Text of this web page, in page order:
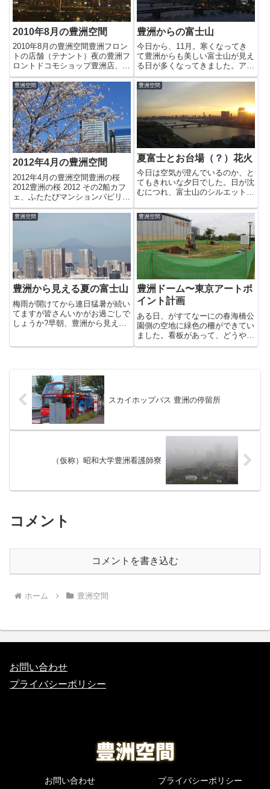
2010年8月の豊洲空間
2010年8月の豊洲空間豊洲フロン
トの店舗（テナント）夜の豊洲フ
ロントドコモショップ豊洲店、豊
洲フロントに移転豊洲フロントビ
ル第23回東京湾大華火祭in豊洲
（3）第23回東京湾大華火祭in豊
洲（2）第23回東京湾大華火祭in
豊洲（1）豊洲で...
豊洲からの富士山
今日から、11月。寒くなってき
て豊洲からも美しい富士山が見え
る日が多くなってきました。アイ
キャッチは、本日の夕方の富士山
です。また、きれいに撮影できた
ら富士山の写真をアップしたいと
思います。
豊洲空間
2012年4月の豊洲空間
2012年4月の豊洲空間豊洲の桜
2012豊洲の桜 2012 その2船カフ
ェ、ふたたびマンションパピリオ
ン通りゴールデンウィーク 2012
豊洲空間
夏富士とお台場（？）花火
今日は空気が澄んでいるのか、と
てもきれいな夕日でした。日が沈
むにつれ、富士山のシルエットが
後夕食を食べていると、ドンドン
ドンと外で音が、、急に雷？とか
思っているとyasuが気付き、
「花火だ！」今日は近所で花火
大...
豊洲空間
豊洲から見える夏の富士山
梅雨が開けてから連日猛暑が続い
てますが皆さんいかがお過ごしで
しょうか?早朝、豊洲から見えた
豊洲空間
豊洲ドーム〜東京アートポ
イント計画
ある日、がすてなーにの春海橋公
園側の空地に緑色の柵ができてい
ました。看板があって、どうやら
何かが作られるらしい。気づいた
スカイホップバス 豊洲の停留所
（仮称）昭和大学豊洲看護師寮
コメント
コメントを書き込む
ホーム 豊洲空間
お問い合わせ
プライバシーポリシー
お問い合わせ プライバシーポリシー